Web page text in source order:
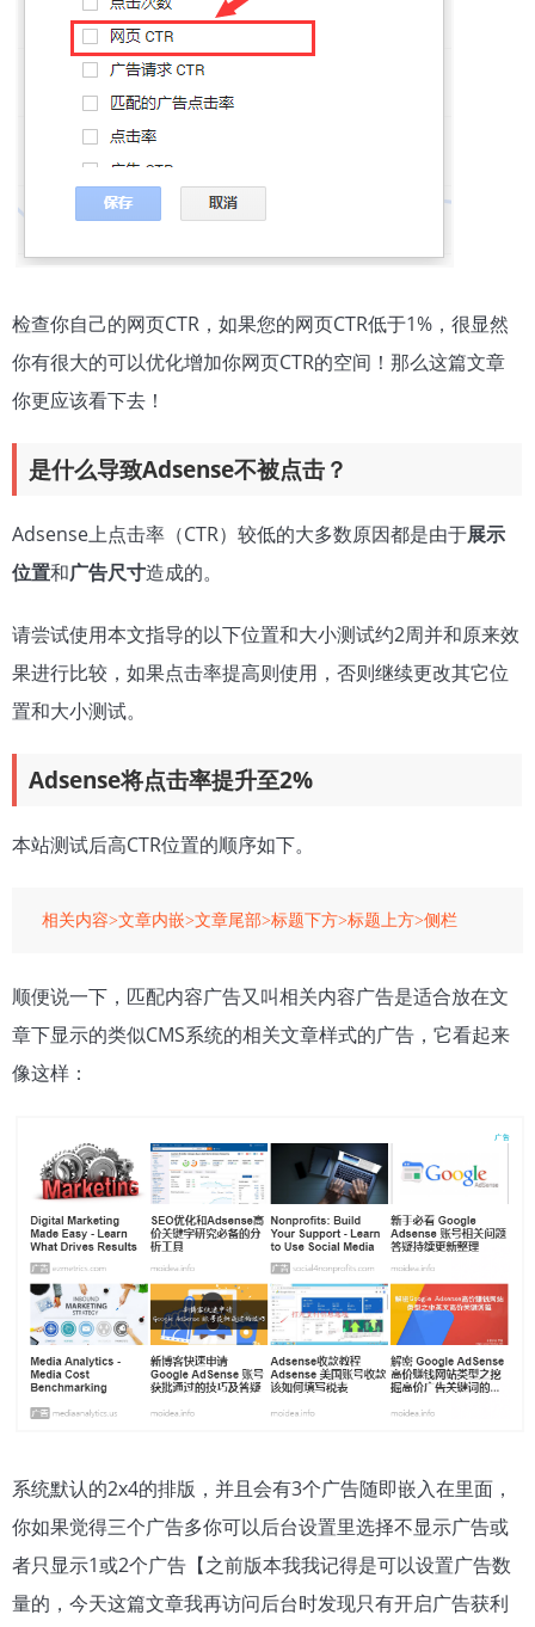
检查你自己的网页CTR，如果您的网页CTR低于1%，很显然
你有很大的可以优化增加你网页CTR的空间！那么这篇文章
你更应该看下去！
是什么导致Adsense不被点击？
Adsense上点击率（CTR）较低的大多数原因都是由于展示
位置和广告尺寸造成的。
请尝试使用本文指导的以下位置和大小测试约2周并和原来效
果进行比较，如果点击率提高则使用，否则继续更改其它位
置和大小测试。
Adsense将点击率提升至2%
本站测试后高CTR位置的顺序如下。
相关内容>文章内嵌>文章尾部>标题下方>标题上方>侧栏
顺便说一下，匹配内容广告又叫相关内容广告是适合放在文
章下显示的类似CMS系统的相关文章样式的广告，它看起来
像这样：
系统默认的2x4的排版，并且会有3个广告随即嵌入在里面，
你如果觉得三个广告多你可以后台设置里选择不显示广告或
者只显示1或2个广告【之前版本我我记得是可以设置广告数
量的，今天这篇文章我再访问后台时发现只有开启广告获利